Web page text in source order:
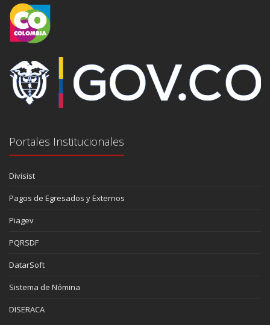
Portales Institucionales
Divisist
Pagos de Egresados y Externos
Piagev
PQRSDF
DatarSoft
Sistema de Nómina
DISERACA